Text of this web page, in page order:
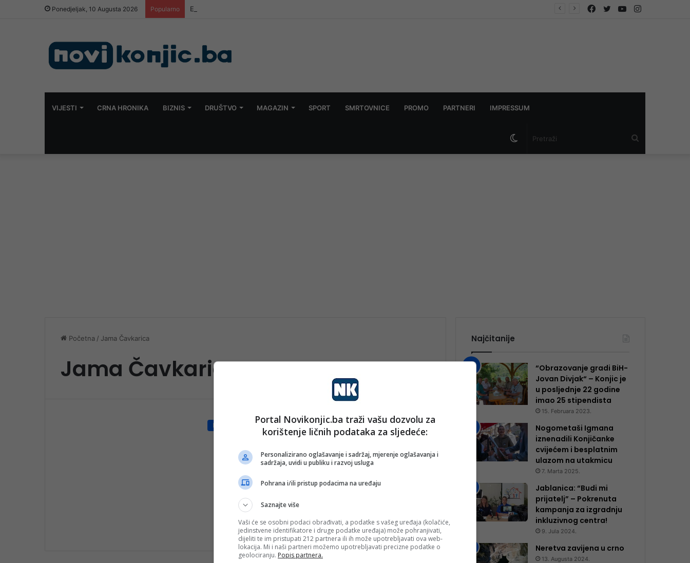
Ponedjeljak, 10 Augusta 2026 Popularno Evo šta kažu iz Željeznica FBiH nakon tvrdnji da je voz izazvao požar kod Konjica YouTube
Twitter
Facebook
VIJESTI CRNA HRONIKA BIZNIS DRUŠTVO MAGAZIN SPORT SMRTOVNICE PROMO PARTNERI IMPRESSUM
Switch
Početna / Jama Čavkarica
Jama Čavkarica
Društvo
Istina što ne može u jamu stati:
Glasovi iznad Čavkarice
Kiša je sipila niz vrleti istočne Hercegovine, a gromovi
podsjetiti na…
Pročitaj više
Najčitanije
“Obrazovanje gradi BiH-
Jovan Divjak“ – Konjic je
u posljednje 22 godine
imao 25 ​​stipendista
15. Februara 2023.
Nogometaši Igmana
iznenadili Konjičanke
cvijećem i besplatnim
ulazom na utakmicu
7. Marta 2025.
Jablanica: “Budi mi
prijatelj” – Pokrenuta
kampanja za izgradnju
inkluzivnog centra!
9. Jula 2024.
Neretva zavijena u crno
13. Augusta 2024.
Portal Novikonjic.ba traži vašu dozvolu za
korištenje ličnih podataka za sljedeće:
Personalizirano oglašavanje i sadržaj, mjerenje oglašavanja i
sadržaja, uvidi u publiku i razvoj usluga
Pohrana i/ili pristup podacima na uređaju
Saznajte više
Vaši će se osobni podaci obrađivati, a podatke s vašeg uređaja (kolačiće,
jedinstvene identifikatore i druge podatke uređaja) može pohranjivati,
dijeliti te im pristupati 212 partnera ili ih može upotrebljavati ova web-
lokacija. Mi i naši partneri možemo upotrebljavati precizne podatke o
geolociranju. Popis partnera.